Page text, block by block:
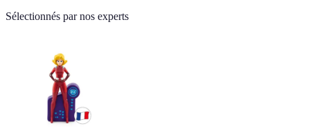
Sélectionnés par nos experts